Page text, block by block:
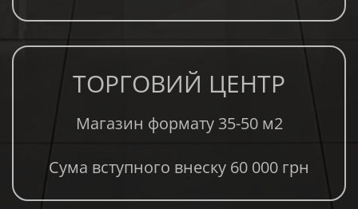
ТОРГОВИЙ ЦЕНТР
Магазин формату 35-50 м2
Сума вступного внеску 60 000 грн